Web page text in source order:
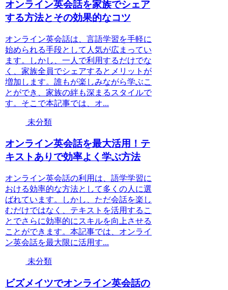
オンライン英会話を家族でシェア
する方法とその効果的なコツ
オンライン英会話は、言語学習を手軽に
始められる手段として人気が広まってい
ます。しかし、一人で利用するだけでな
く、家族全員でシェアするとメリットが
増加します。誰もが楽しみながら学ぶこ
とができ、家族の絆も深まるスタイルで
す。そこで本記事では、オ...
未分類
オンライン英会話を最大活用！テ
キストありで効率よく学ぶ方法
オンライン英会話の利用は、語学学習に
おける効率的な方法として多くの人に選
ばれています。しかし、ただ会話を楽し
むだけではなく、テキストを活用するこ
とでさらに効率的にスキルを向上させる
ことができます。本記事では、オンライ
ン英会話を最大限に活用す...
未分類
ビズメイツでオンライン英会話の